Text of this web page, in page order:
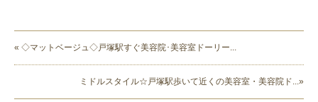
« ◇マットベージュ◇戸塚駅すぐ美容院･美容室ドーリー...
ミドルスタイル☆戸塚駅歩いて近くの美容室・美容院ド...»